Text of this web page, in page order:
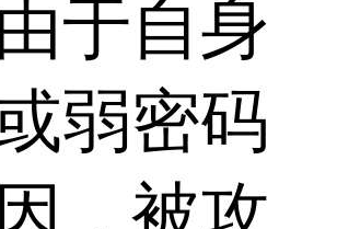
于自身
弱密码